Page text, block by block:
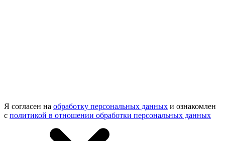
Я согласен на обработку персональных данных и ознакомлен
с политикой в отношении обработки персональных данных